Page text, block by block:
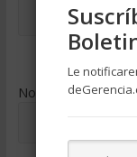
Nombre*
Le